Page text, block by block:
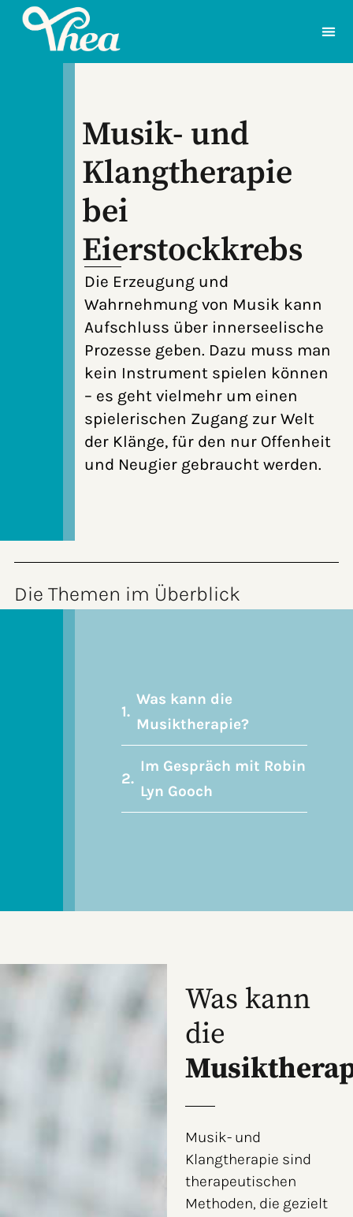
Musik- und
Klangtherapie
bei
Eierstockkrebs
Die Erzeugung und
Wahrnehmung von Musik kann
Aufschluss über innerseelische
Prozesse geben. Dazu muss man
kein Instrument spielen können
– es geht vielmehr um einen
spielerischen Zugang zur Welt
der Klänge, für den nur Offenheit
und Neugier gebraucht werden.
Die Themen im Überblick
Was kann die
Musiktherapie?
Im Gespräch mit Robin
Lyn Gooch
Was kann
die
Musik- und
Klangtherapie sind
therapeutischen
Methoden, die gezielt